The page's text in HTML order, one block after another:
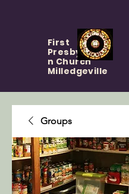
First
Presbyteria
n Church
Milledgeville
Groups